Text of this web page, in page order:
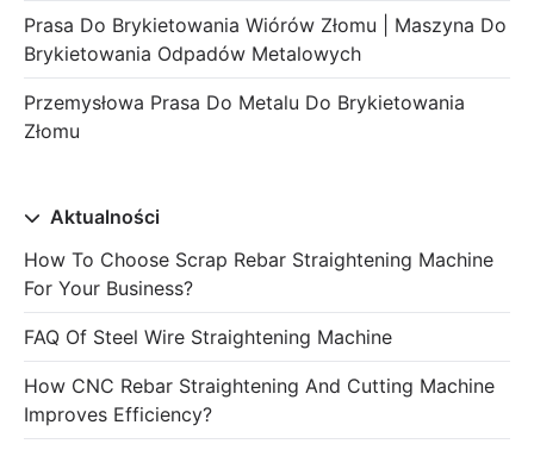
Prasa Do Brykietowania Wiórów Złomu | Maszyna Do
Brykietowania Odpadów Metalowych
Przemysłowa Prasa Do Metalu Do Brykietowania
Złomu
Aktualności
How To Choose Scrap Rebar Straightening Machine
For Your Business?
FAQ Of Steel Wire Straightening Machine
How CNC Rebar Straightening And Cutting Machine
Improves Efficiency?